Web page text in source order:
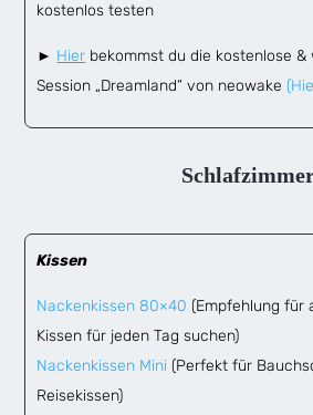
kostenlos testen
► Hier bekommst du die kostenlose &
Session „Dreamland“ von neowake
Kissen
Nackenkissen 80×40 (Empfehlung für
Kissen für jeden Tag suchen)
Nackenkissen Mini (Perfekt für
Reisekissen)